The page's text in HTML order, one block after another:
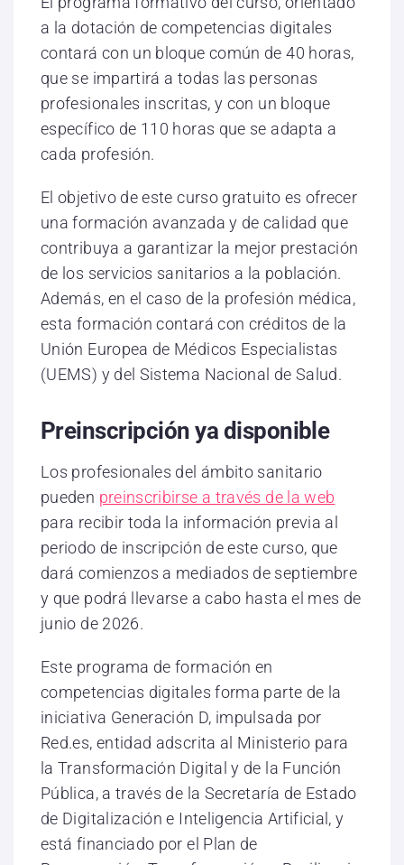
a la dotación de competencias digitales
contará con un bloque común de 40 horas,
que se impartirá a todas las personas
profesionales inscritas, y con un bloque
específico de 110 horas que se adapta a
cada profesión.
El objetivo de este curso gratuito es ofrecer
una formación avanzada y de calidad que
contribuya a garantizar la mejor prestación
de los servicios sanitarios a la población.
Además, en el caso de la profesión médica,
esta formación contará con créditos de la
Unión Europea de Médicos Especialistas
(UEMS) y del Sistema Nacional de Salud.
Preinscripción ya disponible
Los profesionales del ámbito sanitario
pueden preinscribirse a través de la web
para recibir toda la información previa al
periodo de inscripción de este curso, que
dará comienzos a mediados de septiembre
y que podrá llevarse a cabo hasta el mes de
junio de 2026.
Este programa de formación en
competencias digitales forma parte de la
iniciativa Generación D, impulsada por
Red.es, entidad adscrita al Ministerio para
la Transformación Digital y de la Función
Pública, a través de la Secretaría de Estado
de Digitalización e Inteligencia Artificial, y
está financiado por el Plan de